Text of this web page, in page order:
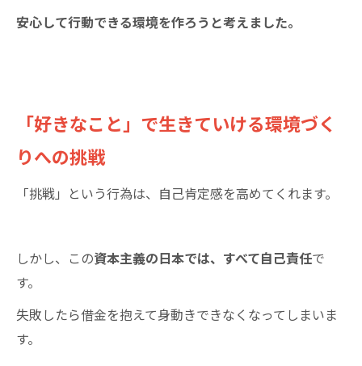
安心して行動できる環境を作ろうと考えました。
「好きなこと」で生きていける環境づく
りへの挑戦
「挑戦」という行為は、自己肯定感を高めてくれます。
しかし、この資本主義の日本では、すべて自己責任で
す。
失敗したら借金を抱えて身動きできなくなってしまいま
す。